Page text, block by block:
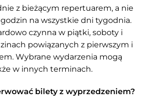
z bieżącym repertuarem, a nie
godzin na wszystkie dni tygodnia.
czynna w piątki, soboty i
powiązanych z pierwszym i
Wybrane wydarzenia mogą
w innych terminach.
bilety z wyprzedzeniem?